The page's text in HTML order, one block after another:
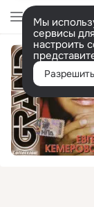
Мы
сервисы
настроить